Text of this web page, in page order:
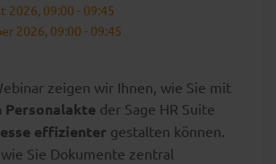
2026, 09:00 - 09:45
2026, 09:00 - 09:45
zeigen wir Ihnen, wie Sie mit
der Sage HR Suite
effizienter gestalten können.
Sie Dokumente zentral